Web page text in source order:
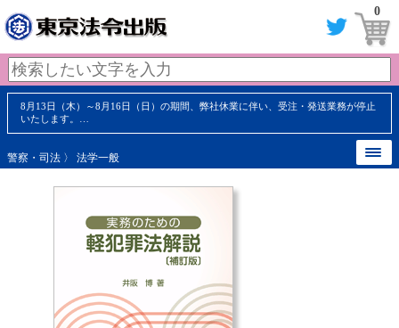
0
8月13日（木）～8月16日（日）の期間、弊社休業に伴い、受注・発送業務が停止
いたします。…
警察・司法 〉 法学一般